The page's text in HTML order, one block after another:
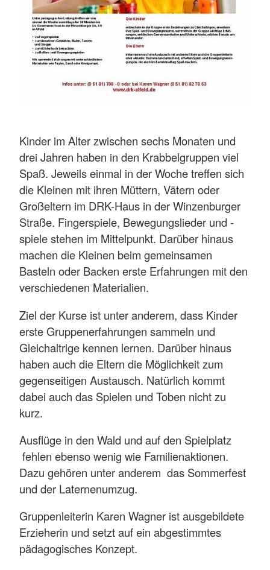
Kinder im Alter zwischen sechs Monaten und
drei Jahren haben in den Krabbelgruppen viel
Spaß. Jeweils einmal in der Woche treffen sich
die Kleinen mit ihren Müttern, Vätern oder
Großeltern im DRK-Haus in der Winzenburger
Straße. Fingerspiele, Bewegungslieder und -
spiele stehen im Mittelpunkt. Darüber hinaus
machen die Kleinen beim gemeinsamen
Basteln oder Backen erste Erfahrungen mit den
verschiedenen Materialien.
Ziel der Kurse ist unter anderem, dass Kinder
erste Gruppenerfahrungen sammeln und
Gleichaltrige kennen lernen. Darüber hinaus
haben auch die Eltern die Möglichkeit zum
gegenseitigen Austausch. Natürlich kommt
dabei auch das Spielen und Toben nicht zu
kurz.
Ausflüge in den Wald und auf den Spielplatz
fehlen ebenso wenig wie Familienaktionen.
Dazu gehören unter anderem das Sommerfest
und der Laternenumzug.
Gruppenleiterin Karen Wagner ist ausgebildete
Erzieherin und setzt auf ein abgestimmtes
pädagogisches Konzept.